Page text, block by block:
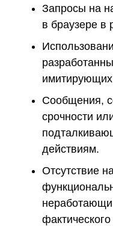
Запросы на
в браузере в
Сообщения,
срочности
действиям.
Отсутствие